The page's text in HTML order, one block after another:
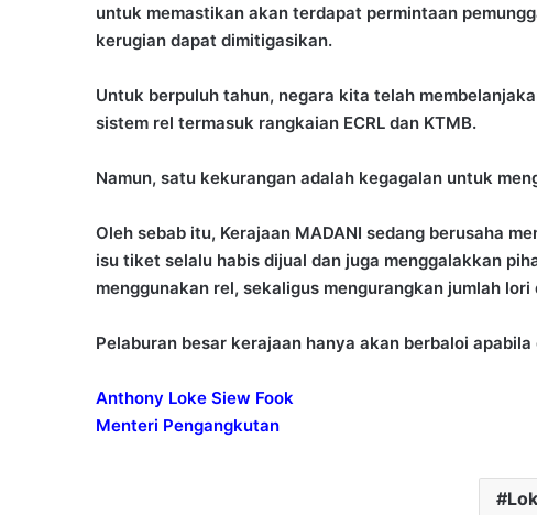
untuk memastikan akan terdapat permintaan
kerugian dapat dimitigasikan.
Untuk berpuluh tahun, negara kita telah
sistem rel termasuk rangkaian ECRL dan KTMB.
Namun, satu kekurangan adalah kegagalan untuk
Oleh sebab itu, Kerajaan MADANI sedang berusaha
isu tiket selalu habis dijual dan juga menggalakkan
menggunakan rel, sekaligus mengurangkan jumlah
Pelaburan besar kerajaan hanya akan berbaloi
Anthony Loke Siew Fook
Menteri Pengangkutan